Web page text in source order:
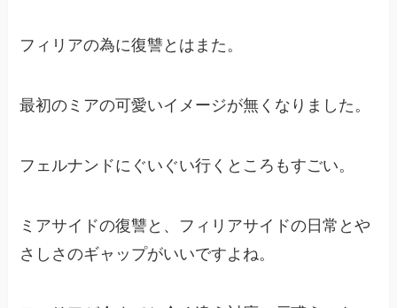
フィリアの為に復讐とはまた。
最初のミアの可愛いイメージが無くなりました。
フェルナンドにぐいぐい行くところもすごい。
ミアサイドの復讐と、フィリアサイドの日常とや
さしさのギャップがいいですよね。